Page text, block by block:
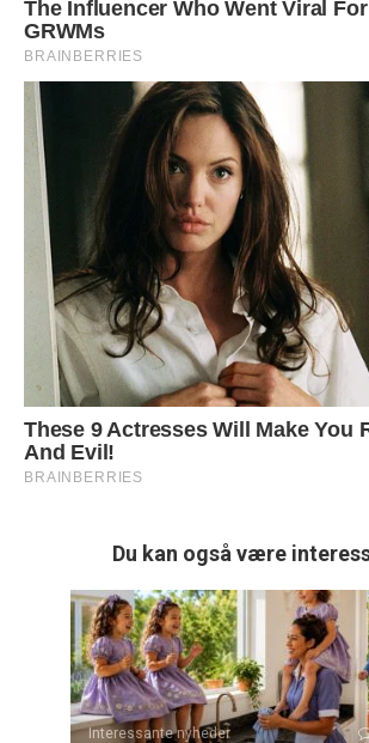
Du kan også være
Interessante nyheder